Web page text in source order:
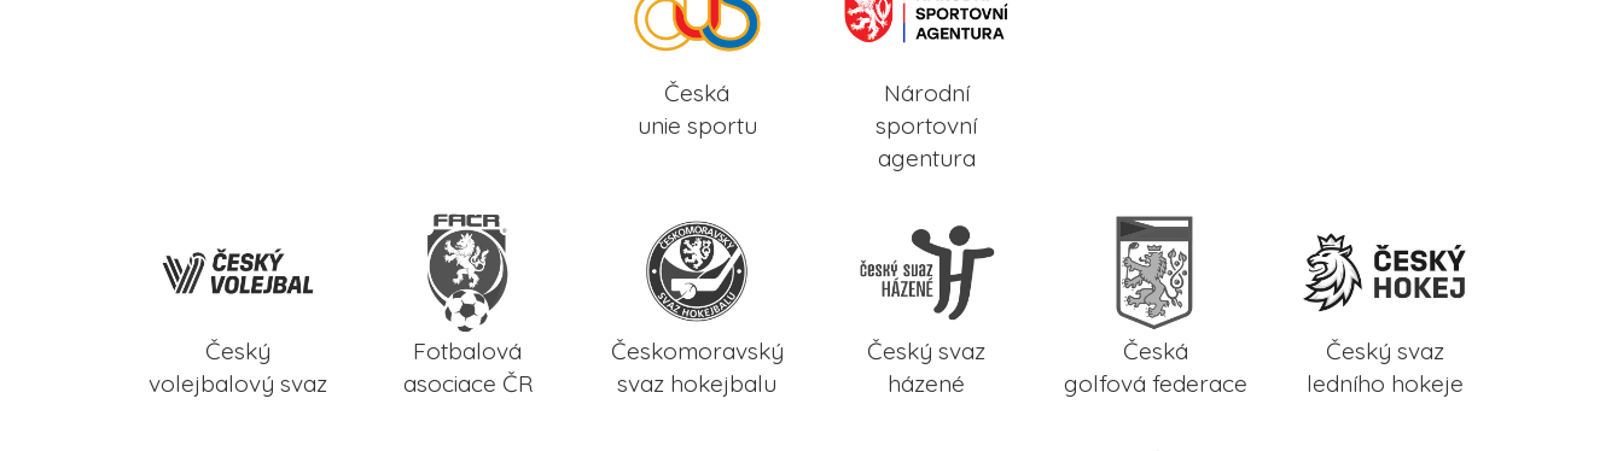
Česká
unie sportu
Národní
sportovní
agentura
Český
volejbalový svaz
Fotbalová
asociace ČR
Českomoravský
svaz hokejbalu
Český svaz
házené
Česká
golfová federace
Český svaz
ledního hokeje